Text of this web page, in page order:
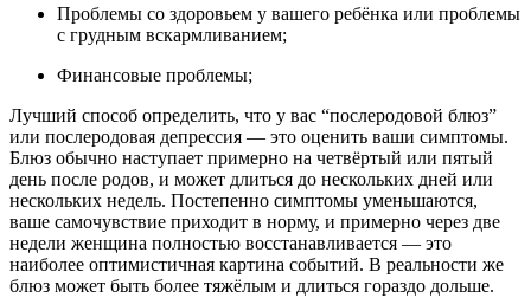
Проблемы со здоровьем у вашего ребёнка или проблемы
с грудным вскармливанием;
Финансовые проблемы;
Лучший способ определить, что у вас “послеродовой блюз”
или послеродовая депрессия — это оценить ваши симптомы.
Блюз обычно наступает примерно на четвёртый или пятый
день после родов, и может длиться до нескольких дней или
нескольких недель. Постепенно симптомы уменьшаются,
ваше самочувствие приходит в норму, и примерно через две
недели женщина полностью восстанавливается — это
наиболее оптимистичная картина событий. В реальности же
блюз может быть более тяжёлым и длиться гораздо дольше.